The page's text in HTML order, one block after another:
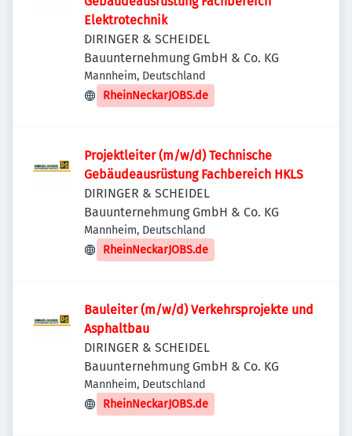
Elektrotechnik
DIRINGER & SCHEIDEL
Bauunternehmung GmbH & Co. KG
Mannheim, Deutschland
RheinNeckarJOBS.de
Projektleiter (m/w/d) Technische
Gebäudeausrüstung Fachbereich HKLS
DIRINGER & SCHEIDEL
Bauunternehmung GmbH & Co. KG
Mannheim, Deutschland
RheinNeckarJOBS.de
Bauleiter (m/w/d) Verkehrsprojekte und
Asphaltbau
DIRINGER & SCHEIDEL
Bauunternehmung GmbH & Co. KG
Mannheim, Deutschland
RheinNeckarJOBS.de